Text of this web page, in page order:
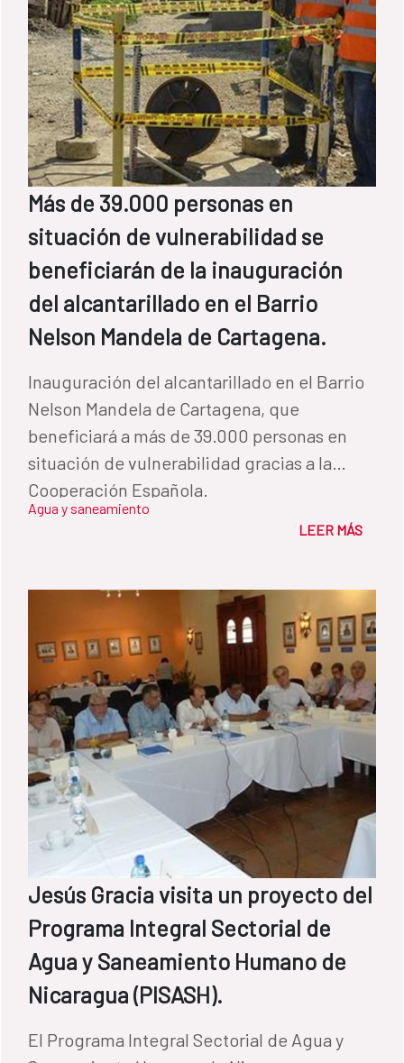
Más de 39.000 personas en
situación de vulnerabilidad se
beneficiarán de la inauguración
del alcantarillado en el Barrio
Nelson Mandela de Cartagena.
Inauguración del alcantarillado en el Barrio
Nelson Mandela de Cartagena, que
beneficiará a más de 39.000 personas en
situación de vulnerabilidad gracias a la
Cooperación Española.
Agua y saneamiento
LEER MÁS
Jesús Gracia visita un proyecto del
Programa Integral Sectorial de
Agua y Saneamiento Humano de
Nicaragua (PISASH).
El Programa Integral Sectorial de Agua y